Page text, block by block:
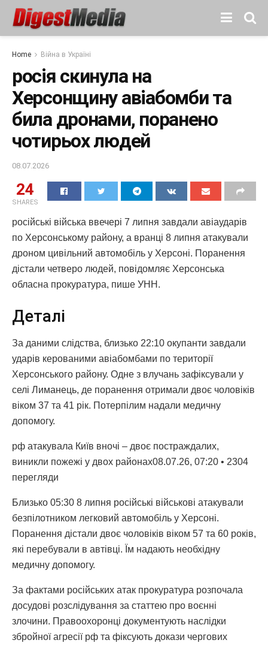
Home Війна в Україні
росія скинула на
Херсонщину авіабомби та
била дронами, поранено
чотирьох людей
08.07.2026
24
SHARES
російські війська ввечері 7 липня завдали авіаударів
по Херсонському району, а вранці 8 липня атакували
дроном цивільний автомобіль у Херсоні. Поранення
дістали четверо людей, повідомляє Херсонська
обласна прокуратура, пише УНН.
Деталі
За даними слідства, близько 22:10 окупанти завдали
ударів керованими авіабомбами по території
Херсонського району. Одне з влучань зафіксували у
селі Лиманець, де поранення отримали двоє чоловіків
віком 37 та 41 рік. Потерпілим надали медичну
допомогу.
рф атакувала Київ вночі – двоє постраждалих,
виникли пожежі у двох районах08.07.26, 07:20 • 2304
перегляди
Близько 05:30 8 липня російські військові атакували
безпілотником легковий автомобіль у Херсоні.
Поранення дістали двоє чоловіків віком 57 та 60 років,
які перебували в автівці. Їм надають необхідну
медичну допомогу.
За фактами російських атак прокуратура розпочала
досудові розслідування за статтею про воєнні
злочини. Правоохоронці документують наслідки
збройної агресії рф та фіксують докази чергових